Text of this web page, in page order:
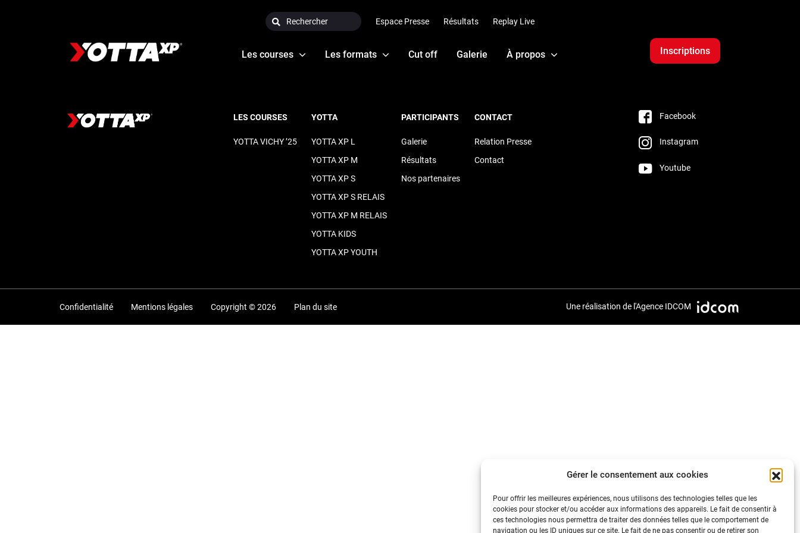
Gérer le consentement aux cookies
Pour offrir les meilleures expériences, nous utilisons des technologies telles que les
cookies pour stocker et/ou accéder aux informations des appareils. Le fait de consentir à
ces technologies nous permettra de traiter des données telles que le comportement de
navigation ou les ID uniques sur ce site. Le fait de ne pas consentir ou de retirer son
Search: Espace Presse Résultats Replay Live
Les courses Les formats Cut off Galerie À propos Inscriptions
LES COURSES
YOTTA VICHY ’25
YOTTA
YOTTA XP L
YOTTA XP M
YOTTA XP S
YOTTA XP S RELAIS
YOTTA XP M RELAIS
YOTTA KIDS
YOTTA XP YOUTH
PARTICIPANTS
Galerie
Résultats
Nos partenaires
CONTACT
Relation Presse
Contact
Facebook
Instagram
Youtube
Confidentialité Mentions légales Copyright © 2026 Plan du site Une réalisation de l'Agence IDCOM